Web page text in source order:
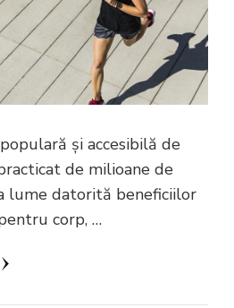
și accesibilă de
de milioane de
lume datorită beneficiilor
corp, …